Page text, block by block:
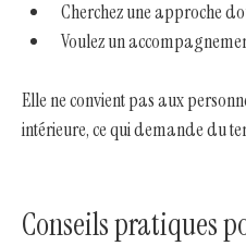
Cherchez une approche
Voulez un
Elle ne convient pas aux
intérieure, ce qui demande du
Conseils pratiques